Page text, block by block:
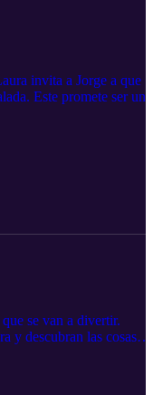
invita a Jorge a que
Este promete ser un
se van a divertir.
y descubran las cosas